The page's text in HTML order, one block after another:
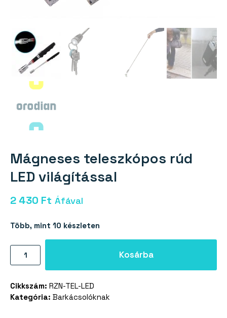
Mágneses teleszkópos rúd
LED világítással
2 430 Ft Áfával
Több, mint 10 készleten
Mágneses
teleszkópos
LED
világítással
Kosárba
Cikkszám: RZN-TEL-LED
Kategória: Barkácsolóknak